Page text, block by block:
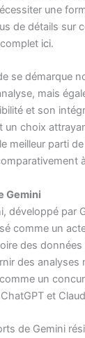
une
de détails sur
ici.
se démarque
mais
et son
un choix
meilleur parti
Gemini
développé par
comme un
des
des analyses
un
et
de Gemini